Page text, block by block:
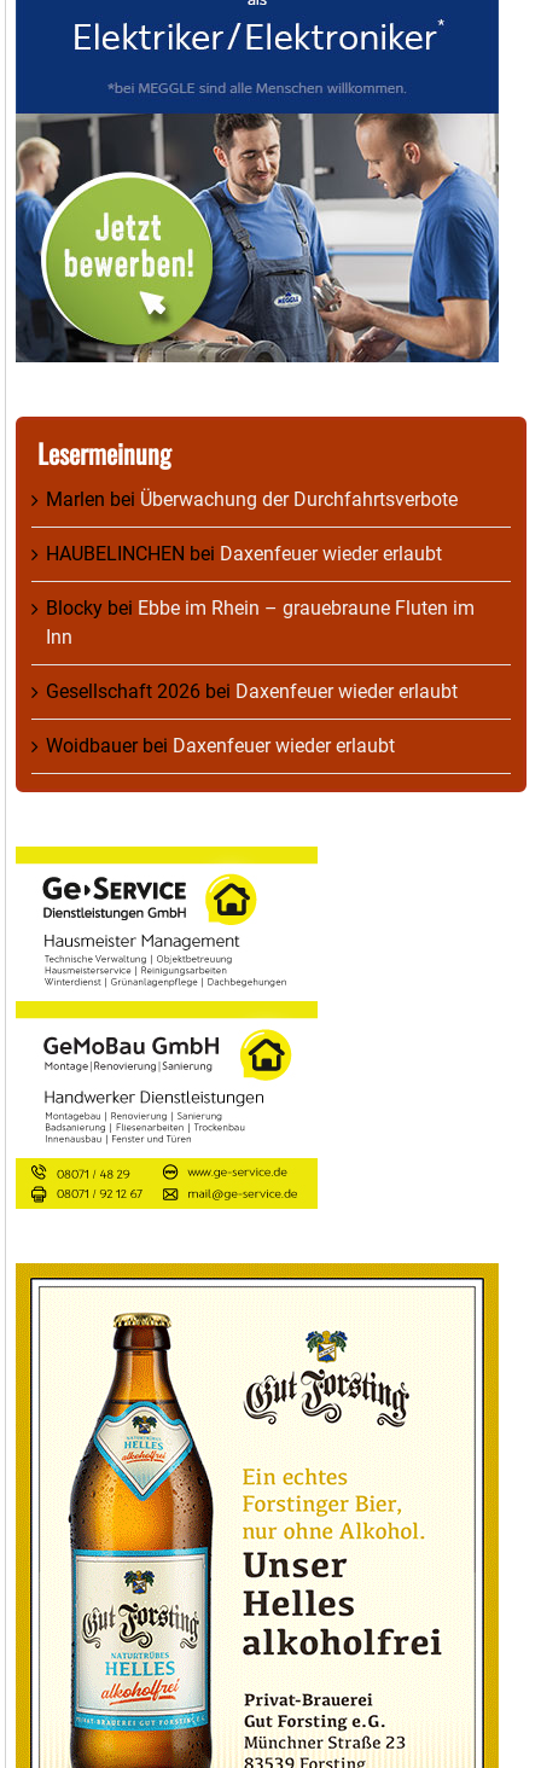
Lesermeinung
Marlen bei Überwachung der Durchfahrtsverbote
HAUBELINCHEN bei Daxenfeuer wieder erlaubt
Blocky bei Ebbe im Rhein – grauebraune Fluten im
Inn
Gesellschaft 2026 bei Daxenfeuer wieder erlaubt
Woidbauerbei Daxenfeuer wieder erlaubt